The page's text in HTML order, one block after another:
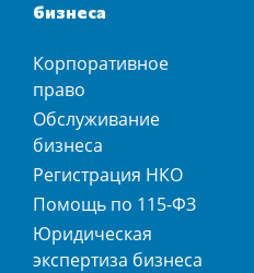
бизнеса
Корпоративное
право
Обслуживание
бизнеса
Регистрация НКО
Помощь по 115-ФЗ
Юридическая
экспертиза бизнеса